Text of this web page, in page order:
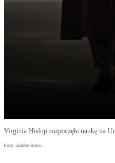
Virginia Hislop rozpoczęła naukę na
Foto: Adobe Stock